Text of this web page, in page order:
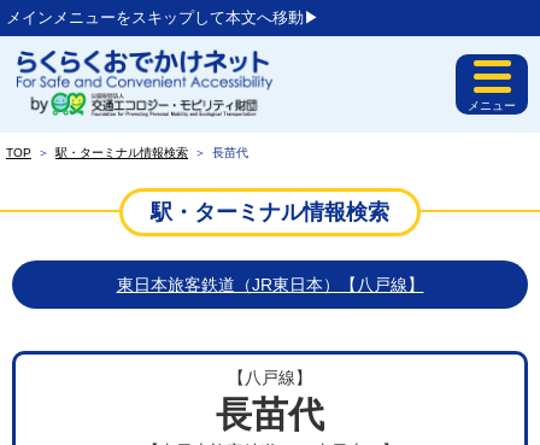
メインメニューをスキップして本文へ移動▶︎
メニュー
TOP ＞ 駅・ターミナル情報検索 ＞ 長苗代
駅・ターミナル情報検索
東日本旅客鉄道（JR東日本）【八戸線】
【八戸線】
長苗代